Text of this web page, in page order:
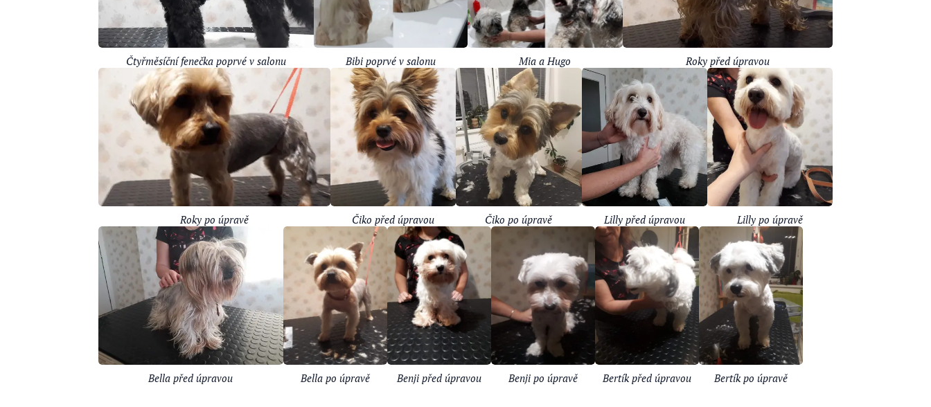
Čtyřměsíční fenečka poprvé v salonu Bibi poprvé v salonu Mia a Hugo Roky před úpravou
Roky po úpravě Čiko před úpravou Čiko po úpravě Lilly před úpravou Lilly po úpravě
Bella před úpravou Bella po úpravě Benji před úpravou Benji po úpravě Bertík před úpravou Bertík po úpravě